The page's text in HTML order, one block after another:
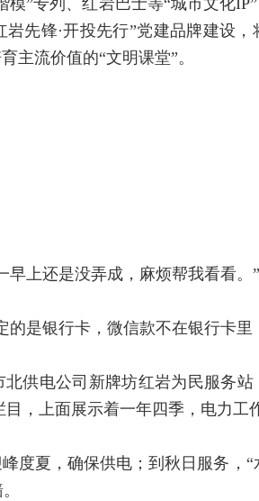
模”专列、红岩巴士等“城市文化
先锋·开投先行”党建品牌建设
主流价值的“文明课堂”。
早上还是没弄成，麻烦帮我看看。”
的是银行卡，微信款不在银行卡
供电公司新牌坊红岩为民服务
，上面展示着一年四季，电力工
度夏，确保供电；到秋日服务